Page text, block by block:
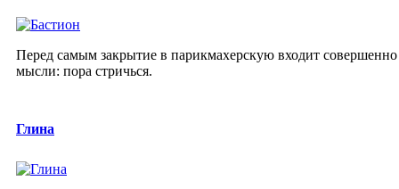
Перед самым закрытие в парикмахерскую входит
мысли: пора стричься.
Глина